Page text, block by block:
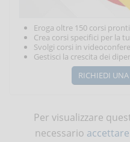
Eroga oltre 150 corsi
Crea corsi specifici per la
Svolgi corsi in
Gestisci la crescita dei
RICHIEDI
Per visualizzare
necessario